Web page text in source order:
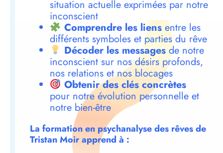
situation actuelle exprimées par notre
inconscient
Comprendre les liensentre les
différents symboles et parties du rêve
Décoder les messagesde notre
inconscient sur nos désirs profonds,
nos relations et nos blocages
Obtenir des clés concrètes
pour notre évolution personnelle et
notre bien-être
La formation en psychanalyse des rêves de
Tristan Moir apprend à :